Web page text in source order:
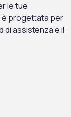
le tue
è progettata per
di assistenza e il